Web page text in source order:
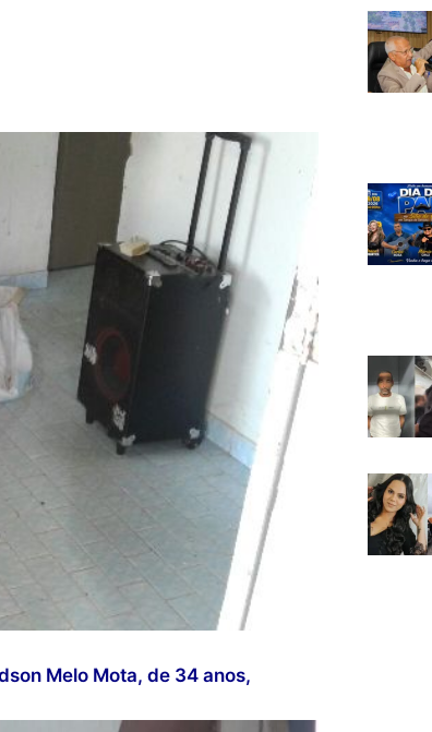
Melo Mota, de 34 anos,